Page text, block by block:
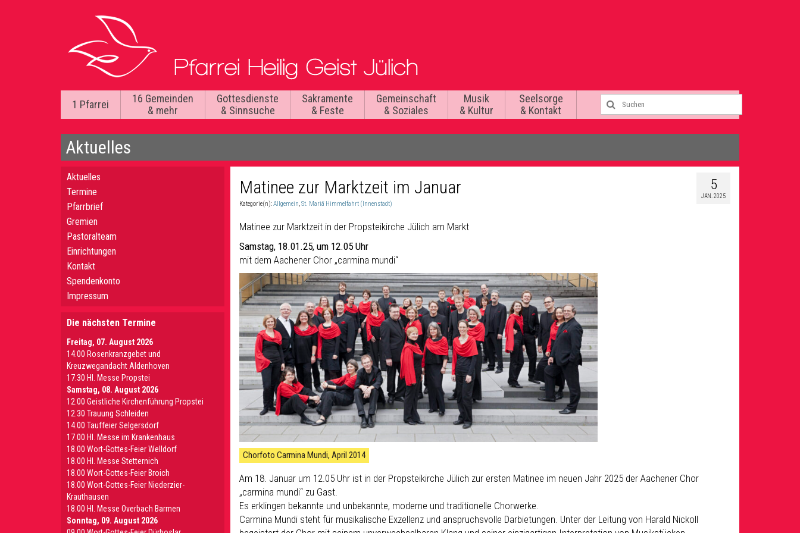
1 Pfarrei
16 Gemeinden
& mehr
Gottesdienste
& Sinnsuche
Sakramente
& Feste
Gemeinschaft
& Soziales
Musik
& Kultur
Seelsorge
& Kontakt
Aktuelles
5
JAN. 2025
Matinee zur Marktzeit im Januar
Kategorie(n):Allgemein,St. Mariä Himmelfahrt (Innenstadt)
Matinee zur Marktzeit in der Propsteikirche Jülich am Markt
Samstag, 18.01.25, um 12.05 Uhr
mit dem Aachener Chor „carmina mundi“
Chorfoto Carmina Mundi, April 2014
Am 18. Januar um 12.05 Uhr ist in der Propsteikirche Jülich zur ersten Matinee im neuen Jahr 2025 der Aachener Chor
„carmina mundi“ zu Gast.
Es erklingen bekannte und unbekannte, moderne und traditionelle Chorwerke.
Carmina Mundi steht für musikalische Exzellenz und anspruchsvolle Darbietungen. Unter der Leitung von Harald Nickoll
Aktuelles
Termine
Pfarrbrief
Gremien
Pastoralteam
Einrichtungen
Kontakt
Spendenkonto
Impressum
Die nächsten Termine
Freitag, 07. August 2026
14.00 Rosenkranzgebet und
Kreuzwegandacht Aldenhoven
17.30 Hl. Messe Propstei
Samstag, 08. August 2026
12.00 Geistliche Kirchenführung Propstei
12.30 Trauung Schleiden
14.00 Tauffeier Selgersdorf
17.00 Hl. Messe im Krankenhaus
18.00 Wort-Gottes-Feier Welldorf
18.00 Hl. Messe Stetternich
18.00 Wort-Gottes-Feier Broich
18.00 Wort-Gottes-Feier Niederzier-
Krauthausen
18.00 Hl. Messe Overbach Barmen
Sonntag, 09. August 2026